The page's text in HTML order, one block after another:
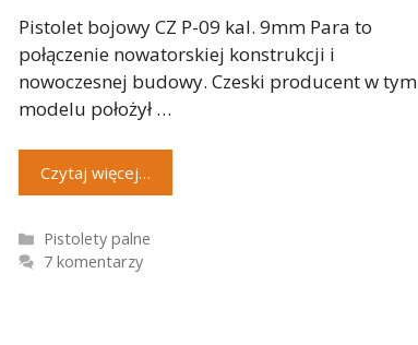
Pistolet bojowy CZ P-09 kal. 9mm Para to
połączenie nowatorskiej konstrukcji i
nowoczesnej budowy. Czeski producent w tym
modelu położył …
Czytaj więcej…
Kategorie
Pistolety palne
7 komentarzy